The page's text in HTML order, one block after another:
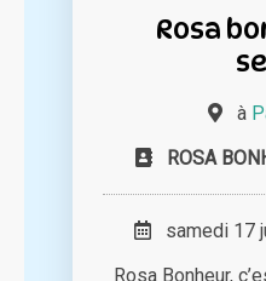
Rosa
à
ROSA
samedi 17
Rosa Bonheur,